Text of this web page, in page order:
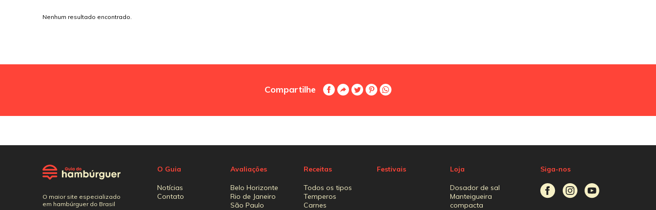
Nenhum resultado encontrado.
Compartilhe
O maior site especializado
em hambúrguer do Brasil
O Guia
Notícias
Contato
Avaliações
Belo Horizonte
Rio de Janeiro
São Paulo
Receitas
Todos os tipos
Temperos
Carnes
Festivais Loja
Dosador de sal
Manteigueira
compacta
Siga-nos